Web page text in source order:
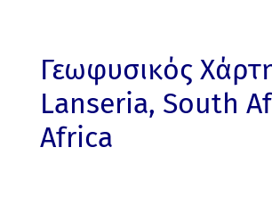
Γεωφυσικός
Lanseria, South
Africa